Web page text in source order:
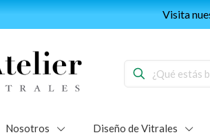
Forma
Nosotros Diseño de Vitrales